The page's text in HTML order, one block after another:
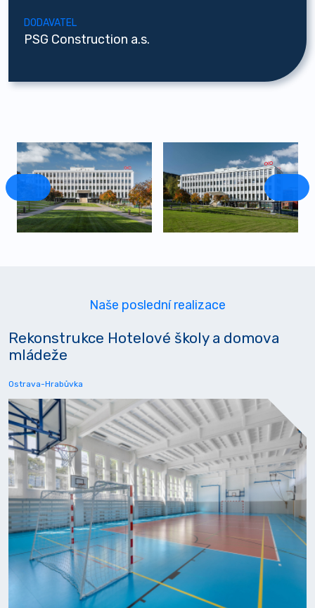
DODAVATEL
PSG Construction a.s.
Naše poslední realizace
Rekonstrukce Hotelové školy a domova
mládeže
Ostrava-Hrabůvka